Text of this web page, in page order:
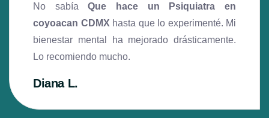
No sabíaQue hace un Psiquiatra en
coyoacan CDMX hasta que lo experimenté. Mi
bienestar mental ha mejorado drásticamente.
Lo recomiendo mucho.
Diana L.